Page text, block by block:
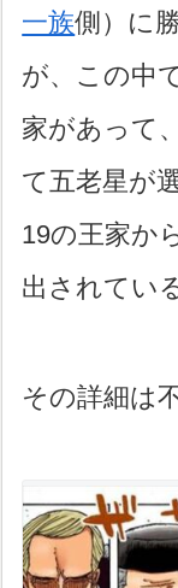
一族側）に
が、この中
家があって
て五老星が
19の王家か
出されてい
その詳細は